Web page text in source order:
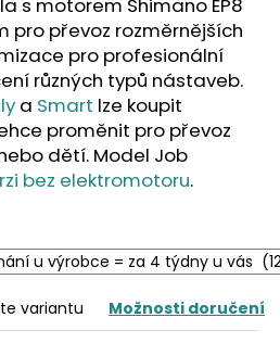
pro převoz rozměrnějších
pro profesionální
různých typů nástaveb.
a Smart lze koupit
proměnit pro převoz
dětí. Model Job
bez elektromotoru.
variantu Možnosti doručení